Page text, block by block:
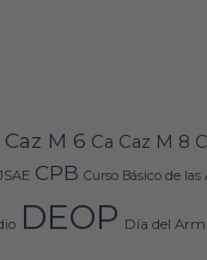
Caz M 6 Ca Caz M 8
CPB Curso Básico de las
DEOP Día del